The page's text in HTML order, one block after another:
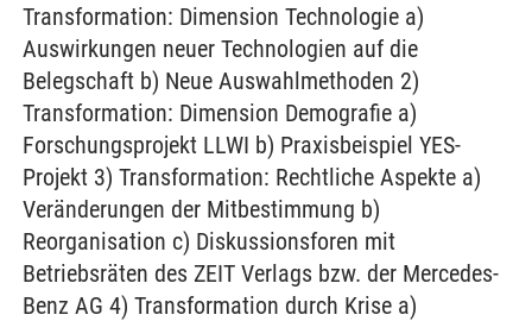
Transformation: Dimension Technologie a)
Auswirkungen neuer Technologien auf die
Belegschaft b) Neue Auswahlmethoden 2)
Transformation: Dimension Demografie a)
Forschungsprojekt LLWI b) Praxisbeispiel YES-
Projekt 3) Transformation: Rechtliche Aspekte a)
Veränderungen der Mitbestimmung b)
Reorganisation c) Diskussionsforen mit
Betriebsräten des ZEIT Verlags bzw. der Mercedes-
Benz AG 4) Transformation durch Krise a)